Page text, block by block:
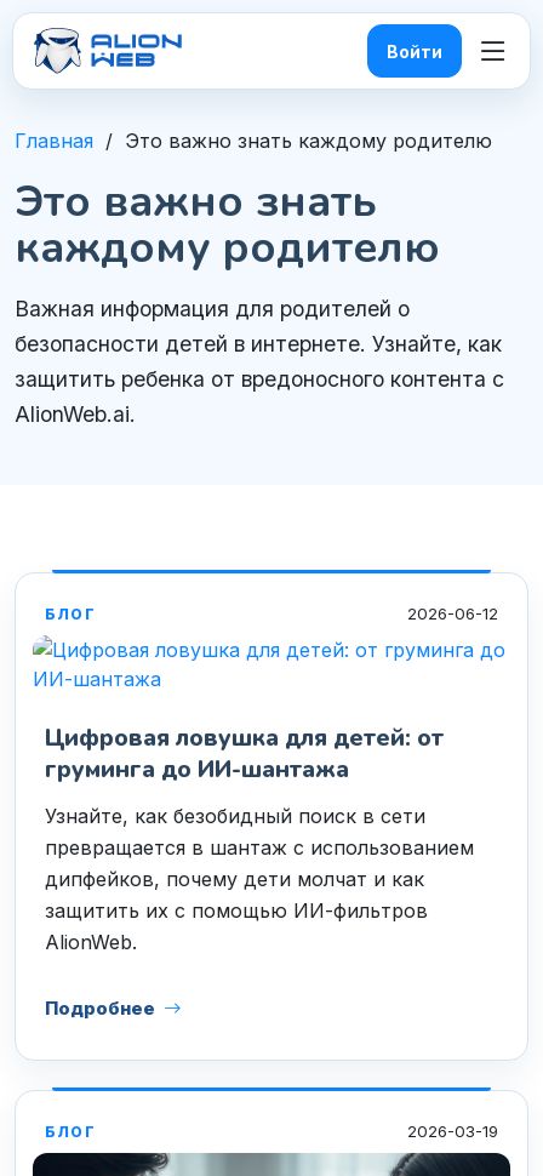
Войти
Главная Это важно знать каждому родителю
Это важно знать
каждому родителю
Важная информация для родителей о
безопасности детей в интернете. Узнайте, как
защитить ребенка от вредоносного контента с
AlionWeb.ai.
БЛОГ 2026-06-12
Цифровая ловушка для детей: от
груминга до ИИ-шантажа
Узнайте, как безобидный поиск в сети
превращается в шантаж с использованием
дипфейков, почему дети молчат и как
защитить их с помощью ИИ-фильтров
AlionWeb.
Подробнее
БЛОГ 2026-03-19